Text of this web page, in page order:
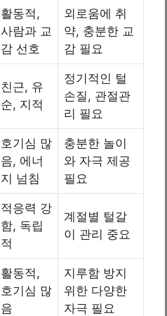
활동적,
사람과 교
감 선호
외로움에 취
약, 충분한 교
감 필요
친근, 유
순, 지적
정기적인 털
손질, 관절관
리 필요
호기심 많
음, 에너
지 넘침
충분한 놀이
와 자극 제공
필요
적응력 강
함, 독립
적
계절별 털갈
이 관리 중요
활동적,
호기심 많
음
지루함 방지
위한 다양한
자극 필요